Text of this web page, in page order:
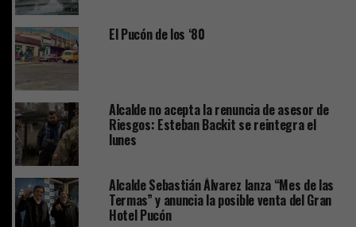
El Pucón de los ‘80
Alcalde no acepta la renuncia de asesor de
Riesgos: Esteban Backit se reintegra el
lunes
Alcalde Sebastián Álvarez lanza “Mes de las
Termas” y anuncia la posible venta del Gran
Hotel Pucón